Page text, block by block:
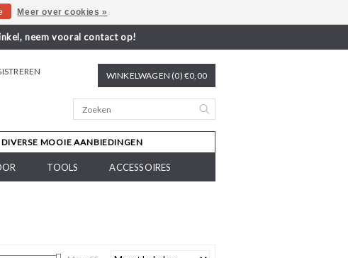
neem vooral contact op!
WINKELWAGEN (0) €0,00
DIVERSE MOOIE AANBIEDINGEN
TOOLS ACCESSOIRES
Meer over cookies »